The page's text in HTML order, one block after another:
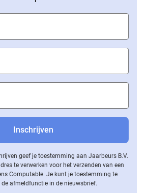
geef je toestemming aan Jaarbeurs B.V.
te verwerken voor het verzenden van een
Computable. Je kunt je toestemming te
af­meld­func­tie in de nieuwsbrief.